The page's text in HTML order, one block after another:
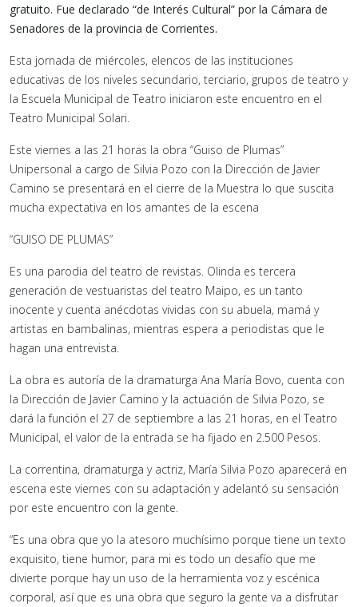
gratuito. Fue declarado “de Interés Cultural” por la Cámara de
Senadores de la provincia de Corrientes.
Esta jornada de miércoles, elencos de las instituciones
educativas de los niveles secundario, terciario, grupos de teatro y
la Escuela Municipal de Teatro iniciaron este encuentro en el
Teatro Municipal Solari.
Este viernes a las 21 horas la obra “Guiso de Plumas”
Unipersonal a cargo de Silvia Pozo con la Dirección de Javier
Camino se presentará en el cierre de la Muestra lo que suscita
mucha expectativa en los amantes de la escena
“GUISO DE PLUMAS”
Es una parodia del teatro de revistas. Olinda es tercera
generación de vestuaristas del teatro Maipo, es un tanto
inocente y cuenta anécdotas vividas con su abuela, mamá y
artistas en bambalinas, mientras espera a periodistas que le
hagan una entrevista.
La obra es autoría de la dramaturga Ana María Bovo, cuenta con
la Dirección de Javier Camino y la actuación de Silvia Pozo, se
dará la función el 27 de septiembre a las 21 horas, en el Teatro
Municipal, el valor de la entrada se ha fijado en 2.500 Pesos.
La correntina, dramaturga y actriz, María Silvia Pozo aparecerá en
escena este viernes con su adaptación y adelantó su sensación
por este encuentro con la gente.
“Es una obra que yo la atesoro muchísimo porque tiene un texto
exquisito, tiene humor, para mi es todo un desafío que me
divierte porque hay un uso de la herramienta voz y escénica
corporal, así que es una obra que seguro la gente va a disfrutar